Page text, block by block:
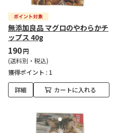
無添加良品 マグロのやわらかチ
ップス 40g
190円
(送料別・税込)
獲得ポイント : 1
詳細 カートに入れる